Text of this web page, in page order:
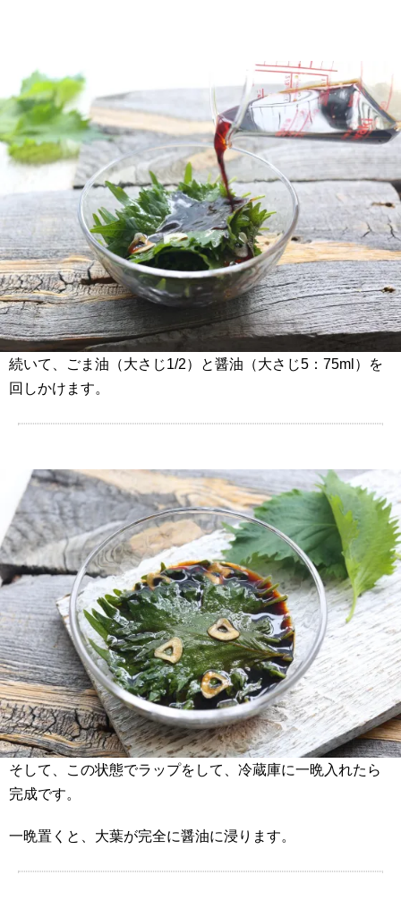
続いて、ごま油（大さじ1/2）と醤油（大さじ5：75ml）を
回しかけます。
そして、この状態でラップをして、冷蔵庫に一晩入れたら
完成です。
一晩置くと、大葉が完全に醤油に浸ります。